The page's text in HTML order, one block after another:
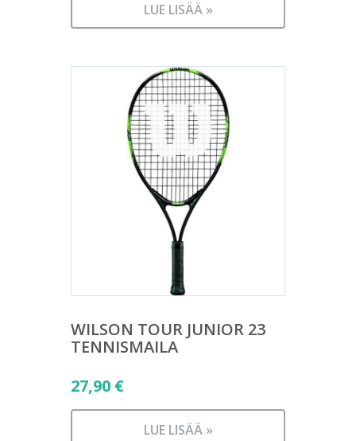
LUE LISÄÄ »
WILSON TOUR JUNIOR 23
TENNISMAILA
27,90 €
LUE LISÄÄ »